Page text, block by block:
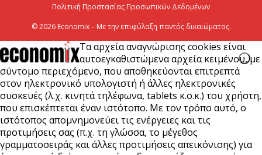
Πολιτική Προστασίας Προσωπικών Δεδομένων
© 2026 Economix – Με την επιφύλαξη παντός δικαιώματος.
Τα αρχεία αναγνώρισης cookies είναι
αυτοεγκαθιστώμενα αρχεία κειμένου, με
σύντομο περιεχόμενο, που αποθηκεύονται επιτρεπτά
στον ηλεκτρονικό υπολογιστή ή άλλες ηλεκτρονικές
συσκευές (λ.χ. κινητά τηλέφωνα, tablets κ.ο.κ.) του χρήστη,
που επισκέπτεται έναν ιστότοπο. Με τον τρόπο αυτό, ο
ιστότοπος απομνημονεύει τις ενέργειες και τις
προτιμήσεις σας (π.χ. τη γλώσσα, το μέγεθος
γραμματοσειράς και άλλες προτιμήσεις απεικόνισης) για